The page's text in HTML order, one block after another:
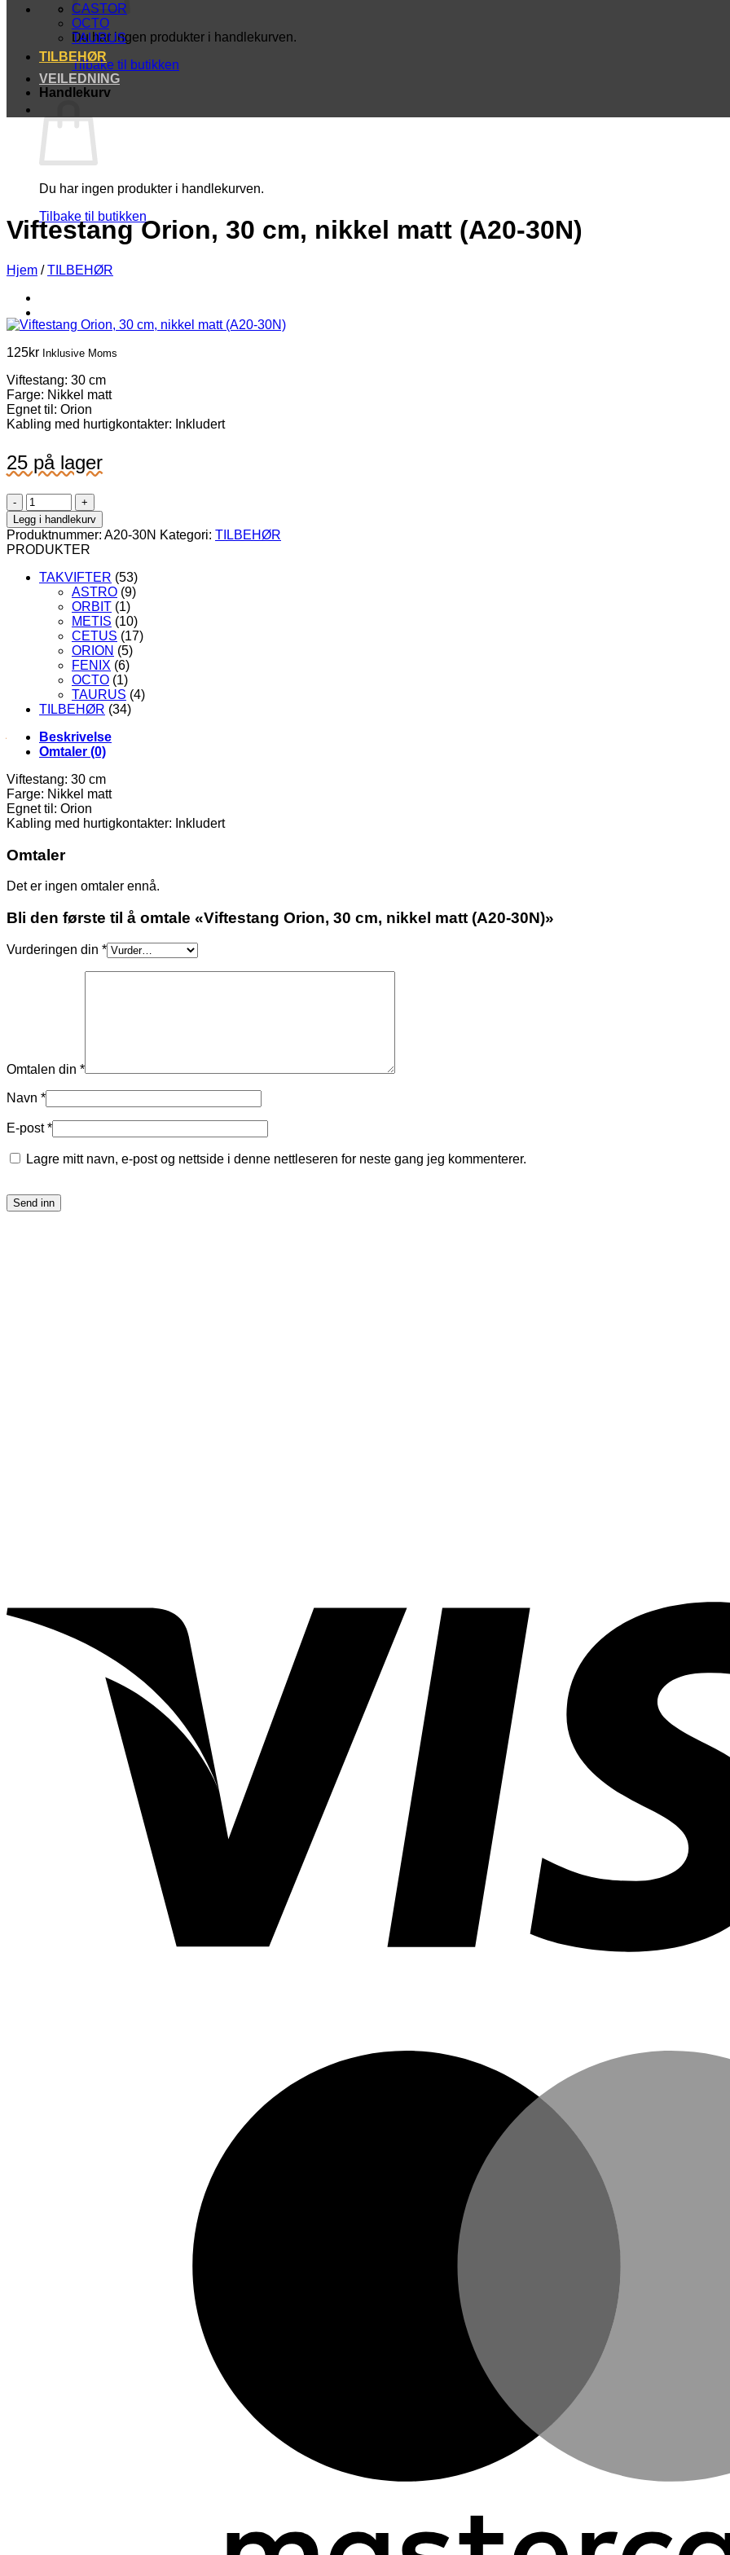
Du har ingen produkter i handlekurven.
Tilbake til butikken
Handlekurv
Du har ingen produkter i handlekurven.
Tilbake til butikken
CASTOR
OCTO
TAURUS
TILBEHØR
VEILEDNING
Viftestang Orion, 30 cm, nikkel matt (A20-30N)
Hjem / TILBEHØR
125kr Inklusive Moms
Viftestang: 30 cm
Farge: Nikkel matt
Egnet til: Orion
Kabling med hurtigkontakter: Inkludert
25 på lager
Viftestang
Orion,
30
cm,
nikkel
matt
(A20-
Legg i handlekurv
Produktnummer: A20-30N Kategori: TILBEHØR
PRODUKTER
TAKVIFTER (53)
ASTRO (9)
ORBIT (1)
METIS (10)
CETUS (17)
ORION (5)
FENIX (6)
OCTO (1)
TAURUS (4)
TILBEHØR (34)
Beskrivelse
Omtaler (0)
Viftestang: 30 cm
Farge: Nikkel matt
Egnet til: Orion
Kabling med hurtigkontakter: Inkludert
Omtaler
Det er ingen omtaler ennå.
Bli den første til å omtale «Viftestang Orion, 30 cm, nikkel matt (A20-30N)»
Vurderingen din *
Omtalen din *
Navn *
E-post*
Lagre mitt navn, e-post og nettside i denne nettleseren for neste gang jeg kommenterer.